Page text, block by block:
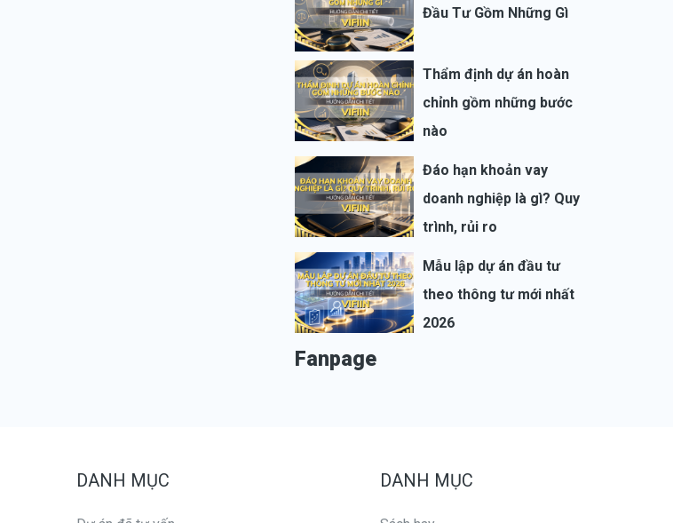
Đầu Tư Gồm Những Gì
Thẩm định dự án hoàn
chỉnh gồm những bước
nào
Đáo hạn khoản vay
doanh nghiệp là gì? Quy
trình, rủi ro
Mẫu lập dự án đầu tư
theo thông tư mới nhất
2026
Fanpage
DANH MỤC DANH MỤC